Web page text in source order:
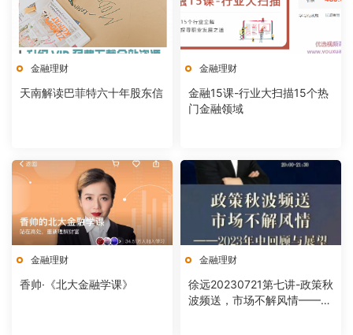
金融理财
天南解读巴菲特六十年股东信
金融理财
金融15课-行业大扫描15个热
门金融领域
金融理财
香帅·《北大金融学课》
金融理财
徐远20230721第七讲-政策秋
波频送，市场不解风情——2